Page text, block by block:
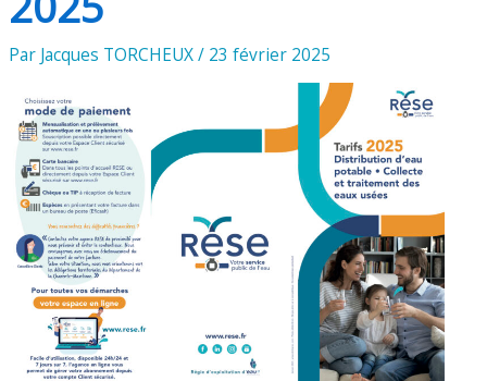
Par Jacques TORCHEUX/ 23 février 2025